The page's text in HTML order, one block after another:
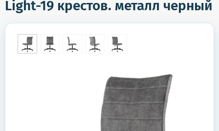
Light-19 крестов. металл черный